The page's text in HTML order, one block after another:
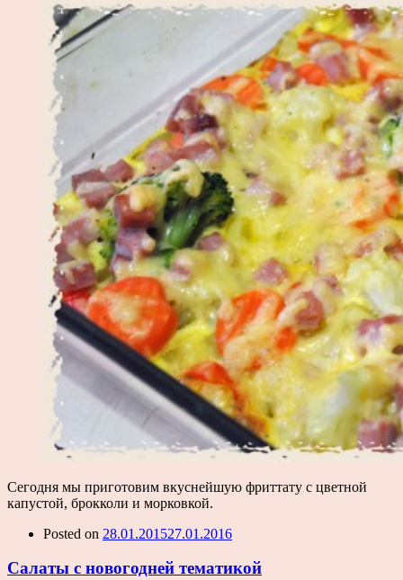
Сегодня мы приготовим вкуснейшую фриттату с цветной
капустой, брокколи и морковкой.
Posted on 28.01.201527.01.2016
Салаты с новогодней тематикой